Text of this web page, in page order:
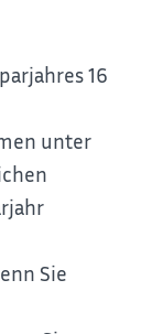
16
unter
Sie